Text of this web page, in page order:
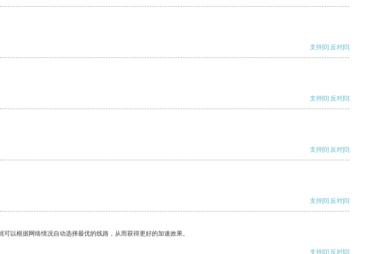
支持[0] 反对[0]
支持[0] 反对[0]
支持[0] 反对[0]
支持[0] 反对[0]
以根据网络情况自动选择最优的线路，从而获得更好的加速效果。
支持[0] 反对[0]